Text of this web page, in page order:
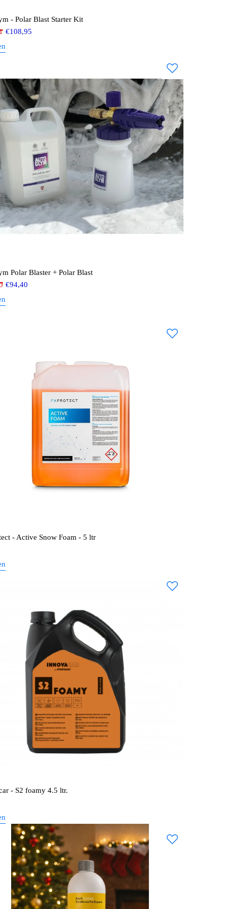
- Polar Blast Starter Kit
€108,95
Polar Blaster + Polar Blast
€94,40
- Active Snow Foam - 5 ltr
- S2 foamy 4.5 ltr.